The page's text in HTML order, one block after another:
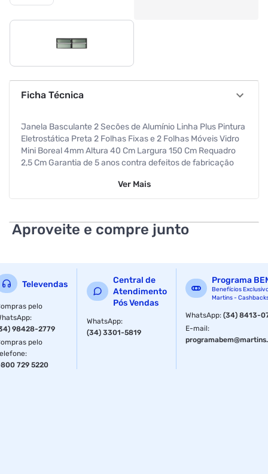
Ficha Técnica
Janela Basculante 2 Secões de Alumínio Linha Plus Pintura
Eletrostática Preta 2 Folhas Fixas e 2 Folhas Móveis Vidro
Mini Boreal 4mm Altura 40 Cm Largura 150 Cm Requadro
2,5 Cm Garantia de 5 anos contra defeitos de fabricação
Ver Mais
Aproveite e compre junto
Televendas
pelo
:
98428-2779
pelo
:
729 5220
Central de
Atendimento
Pós Vendas
WhatsApp:
(34) 3301-5819
Programa
Benefícios
Martins -
WhatsApp:(34) 8413-
E-mail: